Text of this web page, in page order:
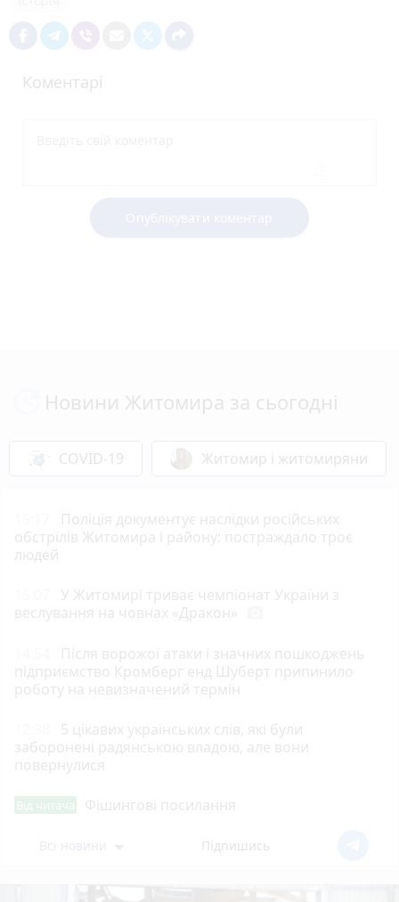
Коментарі
Новини Житомира за сьогодні
COVID-19 Житомир і житомиряни
Від читача
Підпишись